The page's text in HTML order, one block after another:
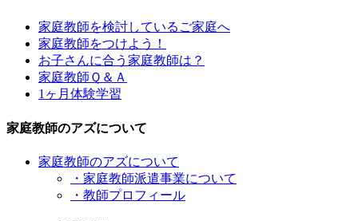
家庭教師を検討しているご家庭へ
家庭教師をつけよう！
お子さんに合う家庭教師は？
家庭教師Ｑ＆Ａ
1ヶ月体験学習
家庭教師のアズについて
家庭教師のアズについて
・家庭教師派遣事業について
・教師プロフィール